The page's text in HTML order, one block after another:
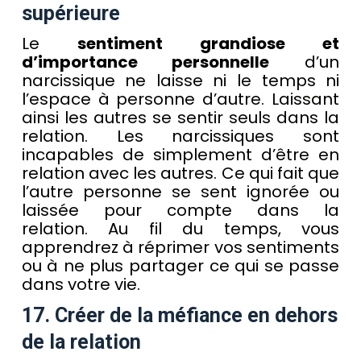
supérieure
Le sentiment grandiose et
d’importance personnelle d’un
narcissique ne laisse ni le temps ni
l’espace à personne d’autre. Laissant
ainsi les autres se sentir seuls dans la
relation. Les narcissiques sont
incapables de simplement d’être en
relation avec les autres. Ce qui fait que
l’autre personne se sent ignorée ou
laissée pour compte dans la
relation. Au fil du temps, vous
apprendrez à réprimer vos sentiments
ou à ne plus partager ce qui se passe
dans votre vie.
17. Créer de la méfiance en dehors
de la relation